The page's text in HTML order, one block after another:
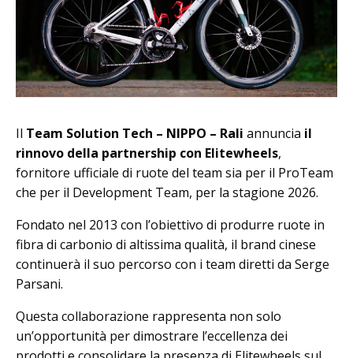
Il Team Solution Tech – NIPPO – Rali annuncia il
rinnovo della partnership con Elitewheels,
fornitore ufficiale di ruote del team sia per il ProTeam
che per il Development Team, per la stagione 2026.
Fondato nel 2013 con l’obiettivo di produrre ruote in
fibra di carbonio di altissima qualità, il brand cinese
continuerà il suo percorso con i team diretti da Serge
Parsani.
Questa collaborazione rappresenta non solo
un’opportunità per dimostrare l’eccellenza dei